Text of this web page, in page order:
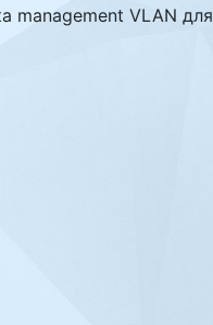
management VLAN для